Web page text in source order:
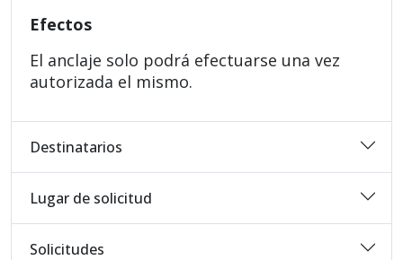
Efectos
El anclaje solo podrá efectuarse una vez
autorizada el mismo.
Destinatarios
Lugar de solicitud
Solicitudes